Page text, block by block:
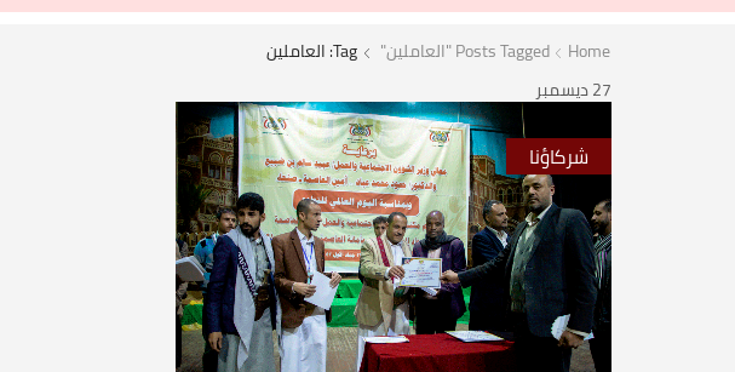
Home Posts Tagged "العاملين"
Tag: العاملين
27ديسمبر
شركاؤنا